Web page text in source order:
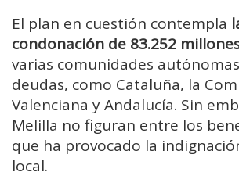
El plan en cuestión contempla
condonación de 83.252
varias comunidades
deudas, como Cataluña, la
Valenciana y Andalucía. Sin
Melilla no figuran entre los
que ha provocado la
local.